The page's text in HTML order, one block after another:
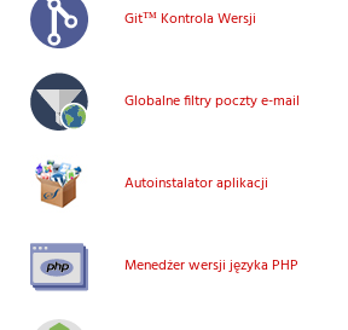
Git™ Kontrola Wersji
Globalne filtry poczty e-mail
Autoinstalator aplikacji
Menedżer wersji języka PHP